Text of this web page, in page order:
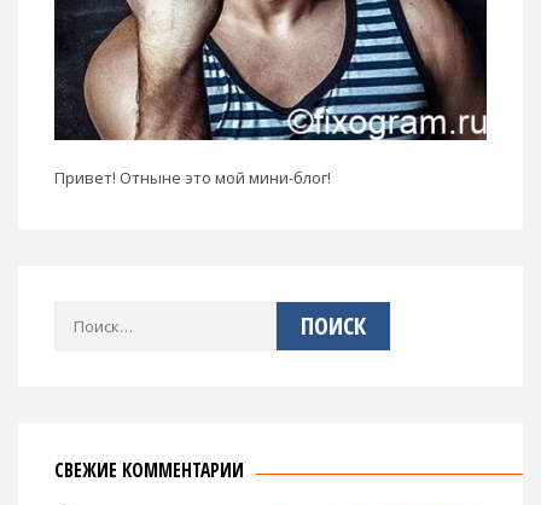
Привет! Отныне это мой мини-блог!
Найти:
СВЕЖИЕ КОММЕНТАРИИ